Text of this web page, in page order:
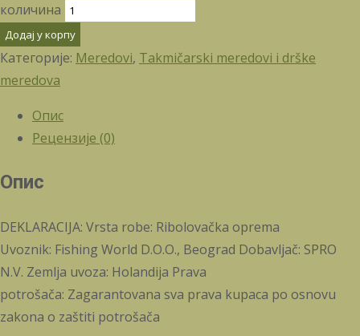
количина
Додај у корпу
Категорије: Meredovi, Takmičarski meredovi i drške
meredova
Опис
Рецензије (0)
Опис
DEKLARACIJA: Vrsta robe: Ribolovačka oprema
Uvoznik: Fishing World D.O.O., Beograd Dobavljač: SPRO
N.V. Zemlja uvoza: Holandija Prava
potrošača: Zagarantovana sva prava kupaca po osnovu
zakona o zaštiti potrošača